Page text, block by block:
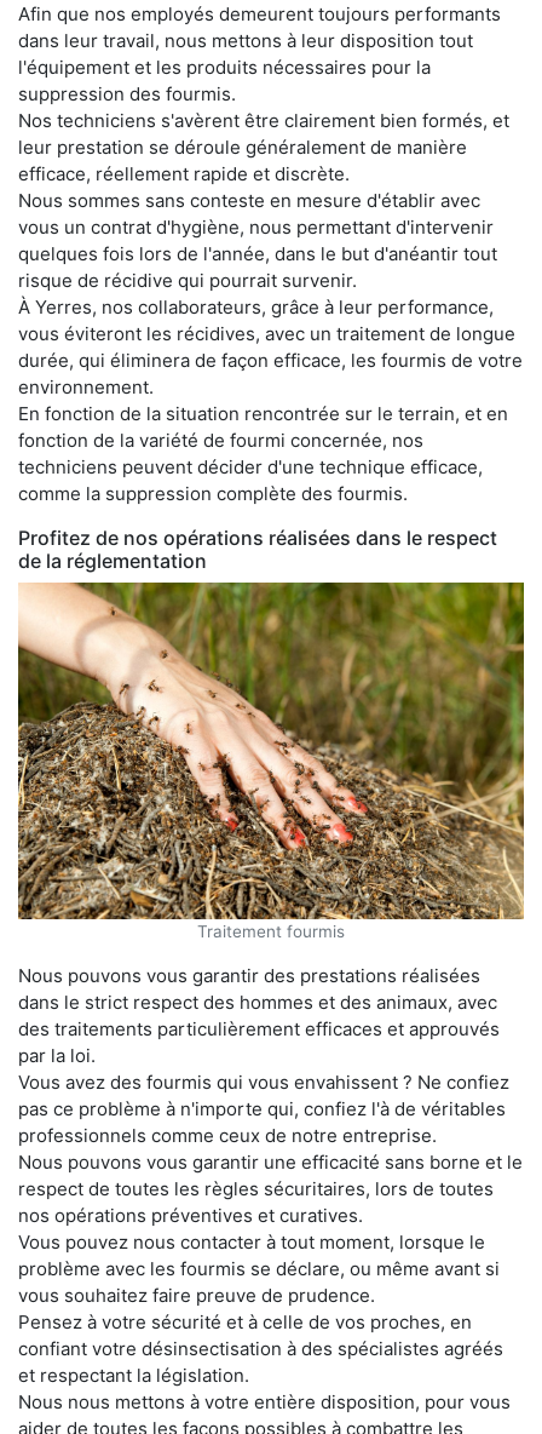
Afin que nos employés demeurent toujours performants
dans leur travail, nous mettons à leur disposition tout
l'équipement et les produits nécessaires pour la
suppression des fourmis.
Nos techniciens s'avèrent être clairement bien formés, et
leur prestation se déroule généralement de manière
efficace, réellement rapide et discrète.
Nous sommes sans conteste en mesure d'établir avec
vous un contrat d'hygiène, nous permettant d'intervenir
quelques fois lors de l'année, dans le but d'anéantir tout
risque de récidive qui pourrait survenir.
À Yerres, nos collaborateurs, grâce à leur performance,
vous éviteront les récidives, avec un traitement de longue
durée, qui éliminera de façon efficace, les fourmis de votre
environnement.
En fonction de la situation rencontrée sur le terrain, et en
fonction de la variété de fourmi concernée, nos
techniciens peuvent décider d'une technique efficace,
comme la suppression complète des fourmis.
Profitez de nos opérations réalisées dans le respect
de la réglementation
Traitement fourmis
Nous pouvons vous garantir des prestations réalisées
dans le strict respect des hommes et des animaux, avec
des traitements particulièrement efficaces et approuvés
par la loi.
Vous avez des fourmis qui vous envahissent ? Ne confiez
pas ce problème à n'importe qui, confiez l'à de véritables
professionnels comme ceux de notre entreprise.
Nous pouvons vous garantir une efficacité sans borne et le
respect de toutes les règles sécuritaires, lors de toutes
nos opérations préventives et curatives.
Vous pouvez nous contacter à tout moment, lorsque le
problème avec les fourmis se déclare, ou même avant si
vous souhaitez faire preuve de prudence.
Pensez à votre sécurité et à celle de vos proches, en
confiant votre désinsectisation à des spécialistes agréés
et respectant la législation.
Nous nous mettons à votre entière disposition, pour vous
aider de toutes les façons possibles à combattre les